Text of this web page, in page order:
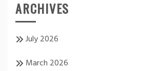
ARCHIVES
July 2026
March 2026